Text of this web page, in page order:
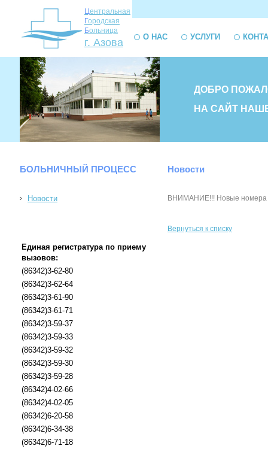
Центральная
Городская
Больница
г. Азова О НАС УСЛУГИ
ДОБРО
НА САЙТ
БОЛЬНИЧНЫЙ ПРОЦЕСС
Новости
Единая регистратура по приему
вызовов:
(86342)3-62-80
(86342)3-62-64
(86342)3-61-90
(86342)3-61-71
(86342)3-59-37
(86342)3-59-33
(86342)3-59-32
(86342)3-59-30
(86342)3-59-28
(86342)4-02-66
(86342)4-02-05
(86342)6-20-58
(86342)6-34-38
(86342)6-71-18
Новости
ВНИМАНИЕ!!! Новые номера
Вернуться к списку